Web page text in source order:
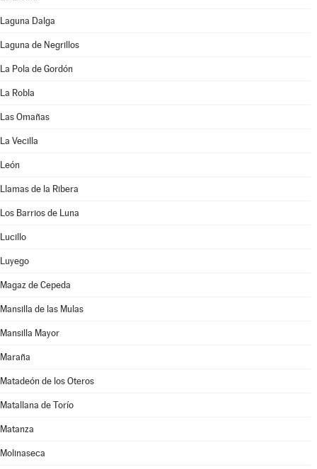
Laguna Dalga
Laguna de Negrillos
La Pola de Gordón
La Robla
Las Omañas
La Vecilla
León
Llamas de la Ribera
Los Barrios de Luna
Lucillo
Luyego
Magaz de Cepeda
Mansilla de las Mulas
Mansilla Mayor
Maraña
Matadeón de los Oteros
Matallana de Torío
Matanza
Molinaseca